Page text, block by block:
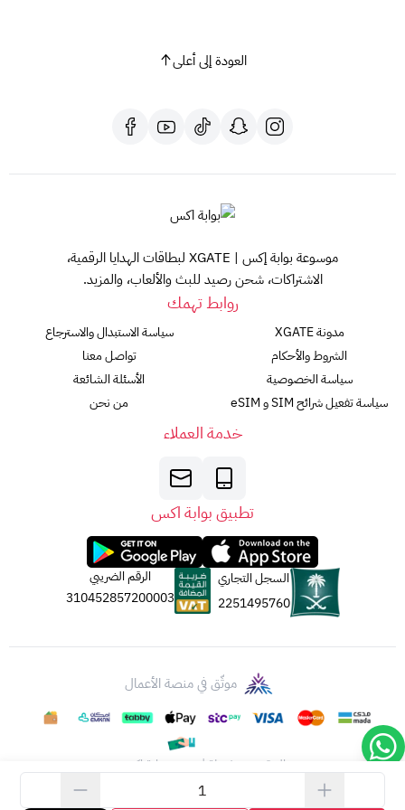
العودة إلى أعلى
موسوعة بوابة إكس | XGATE لبطاقات الهدايا الرقمية،
الاشتراكات، شحن رصيد للبث والألعاب، والمزيد.
روابط تهمك
مدونة XGATE
الشروط والأحكام
سياسة الخصوصية
سياسة تفعيل شرائح SIM و eSIM
سياسة الاستبدال والاسترجاع
تواصل معنا
الأسئلة الشائعة
من نحن
خدمة العملاء
تطبيق بوابة اكس
السجل التجاري
2251495760
الرقم الضريبي
310452857200003
موثّق في منصة الأعمال
الحقوق محفوظة | 2026 بوابة اكس